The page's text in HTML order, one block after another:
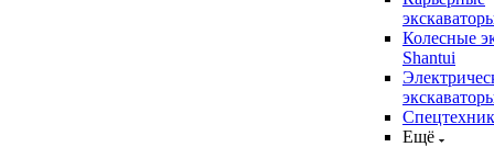
Колесные
Shantui
Ещё